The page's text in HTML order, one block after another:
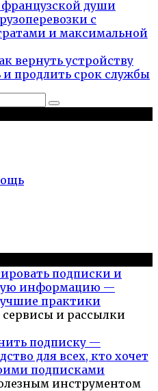
души
с
и максимальной
вернуть устройству
и продлить срок службы
подписки и
информацию —
практики
и рассылки
подписку —
для всех, кто хочет
подписками
инструментом